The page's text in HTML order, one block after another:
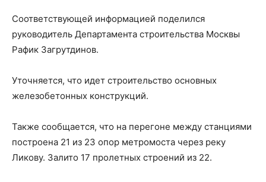
Соответствующей информацией поделился
руководитель Департамента строительства Москвы
Рафик Загрутдинов.
Уточняется, что идет строительство основных
железобетонных конструкций.
Также сообщается, что на перегоне между станциями
построена 21 из 23 опор метромоста через реку
Ликову. Залито 17 пролетных строений из 22.